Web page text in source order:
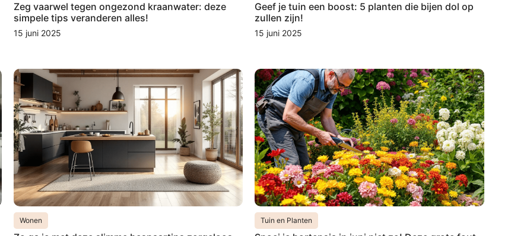
Zeg vaarwel tegen ongezond kraanwater: deze
simpele tips veranderen alles!
15 juni 2025
Geef je tuin een boost: 5 planten die bijen dol op
zullen zijn!
15 juni 2025
Wonen Tuin en Planten